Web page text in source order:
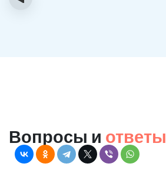
Вопросы и ответы